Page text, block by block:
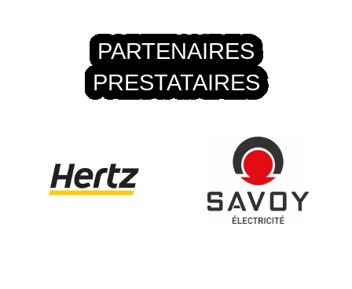
PARTENAIRES
PRESTATAIRES